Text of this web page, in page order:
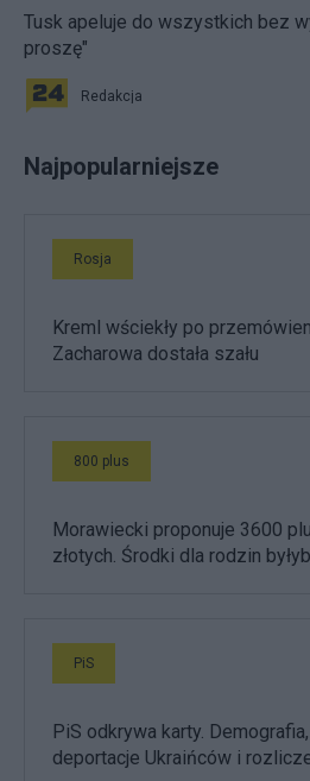
Tusk apeluje do wszystkich bez
proszę"
Redakcja
Najpopularniejsze
Rosja
Kreml wściekły po
Zacharowa dostała szału
800 plus
Morawiecki proponuje 3600
złotych. Środki dla rodzin
PiS
PiS odkrywa karty.
deportacje Ukraińców i